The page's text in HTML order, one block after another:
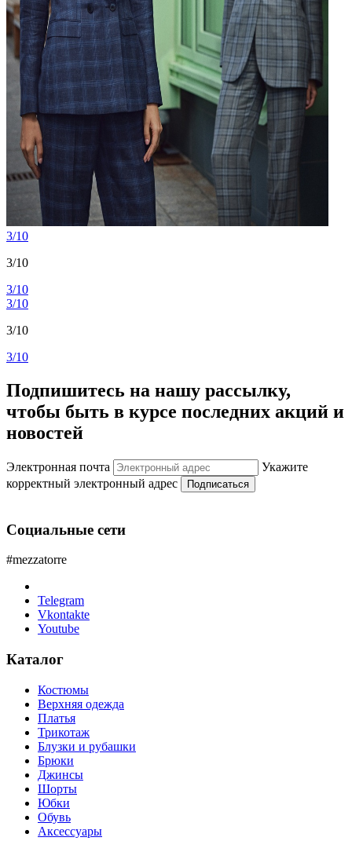
3/10
3/10
3/10
3/10
3/10
3/10
Подпишитесь на нашу рассылку,
чтобы быть в курсе последних акций и
новостей
Электронная почта
Укажите
корректный электронный адрес
Подписаться
Социальные сети
#mezzatorre
Telegram
Vkontakte
Youtube
Каталог
Костюмы
Верхняя одежда
Платья
Трикотаж
Блузки и рубашки
Брюки
Джинсы
Шорты
Юбки
Обувь
Аксессуары